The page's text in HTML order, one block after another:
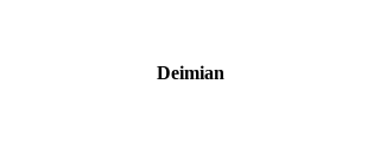
Deimian